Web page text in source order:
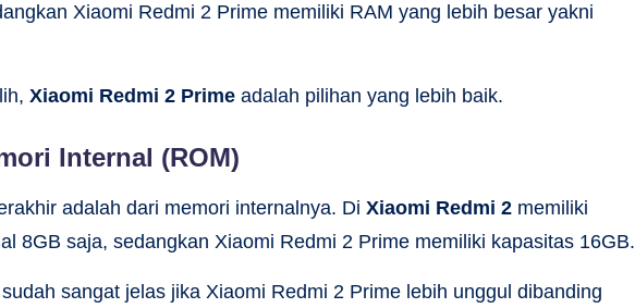
Xiaomi Redmi 2 Prime memiliki RAM yang lebih besar yakni
Xiaomi Redmi 2 Prime adalah pilihan yang lebih baik.
Internal (ROM)
adalah dari memori internalnya. Di Xiaomi Redmi 2 memiliki
8GB saja, sedangkan Xiaomi Redmi 2 Prime memiliki kapasitas 16GB.
sangat jelas jika Xiaomi Redmi 2 Prime lebih unggul dibanding